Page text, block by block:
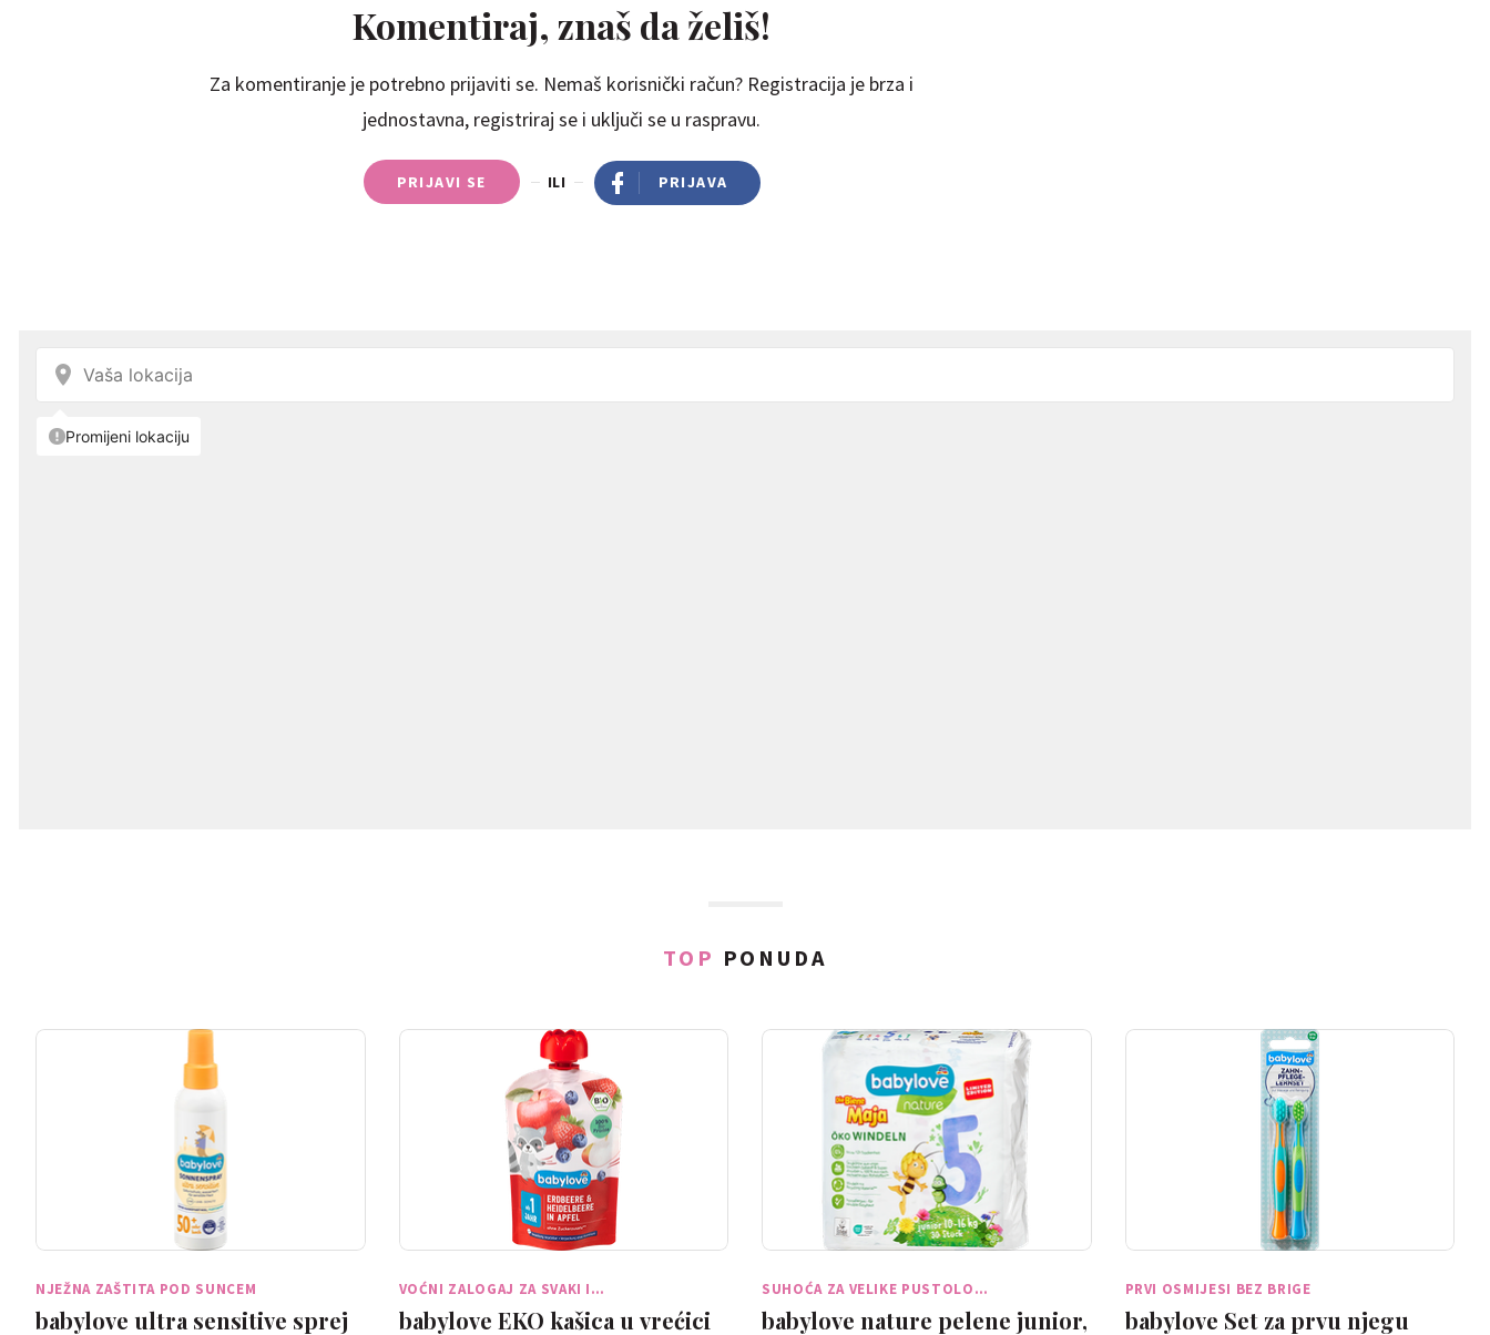
Komentiraj, znaš da želiš!
Za komentiranje je potrebno prijaviti se. Nemaš korisnički račun? Registracija je brza i
jednostavna, registriraj se i uključi se u raspravu.
PRIJAVI SE ILI PRIJAVA
TOP PONUDA
NJEŽNA ZAŠTITA POD SUNCEM
babylove ultra sensitive sprej
VOĆNI ZALOGAJ ZA SVAKI I…
babylove EKO kašica u vrećici
SUHOĆA ZA VELIKE PUSTOLO…
babylove nature pelene junior,
PRVI OSMIJESI BEZ BRIGE
babylove Set za prvu njegu